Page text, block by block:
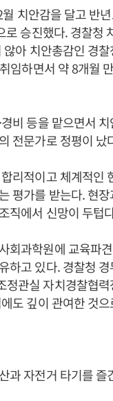
치안감을 달고 반
로 승진했다. 경찰청
아 치안총감인 경
임하면서 약 8개월
경비 등을 맡으면서
전문가로 정평이 났
리적이고 체계적인
평가를 받는다. 현
직에서 신망이 두텁
회과학원에 교육파
하고 있다. 경찰청
정관실 자치경찰협
도 깊이 관여한 것
과 자전거 타기를 즐